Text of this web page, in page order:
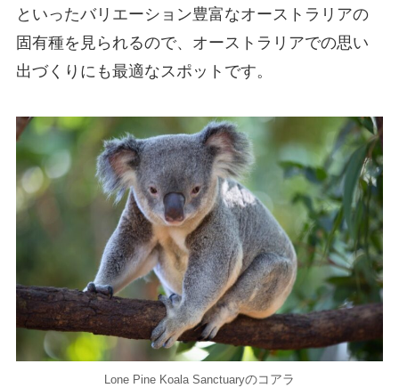
といったバリエーション豊富なオーストラリアの
固有種を見られるので、オーストラリアでの思い
出づくりにも最適なスポットです。
Lone Pine Koala Sanctuaryのコアラ